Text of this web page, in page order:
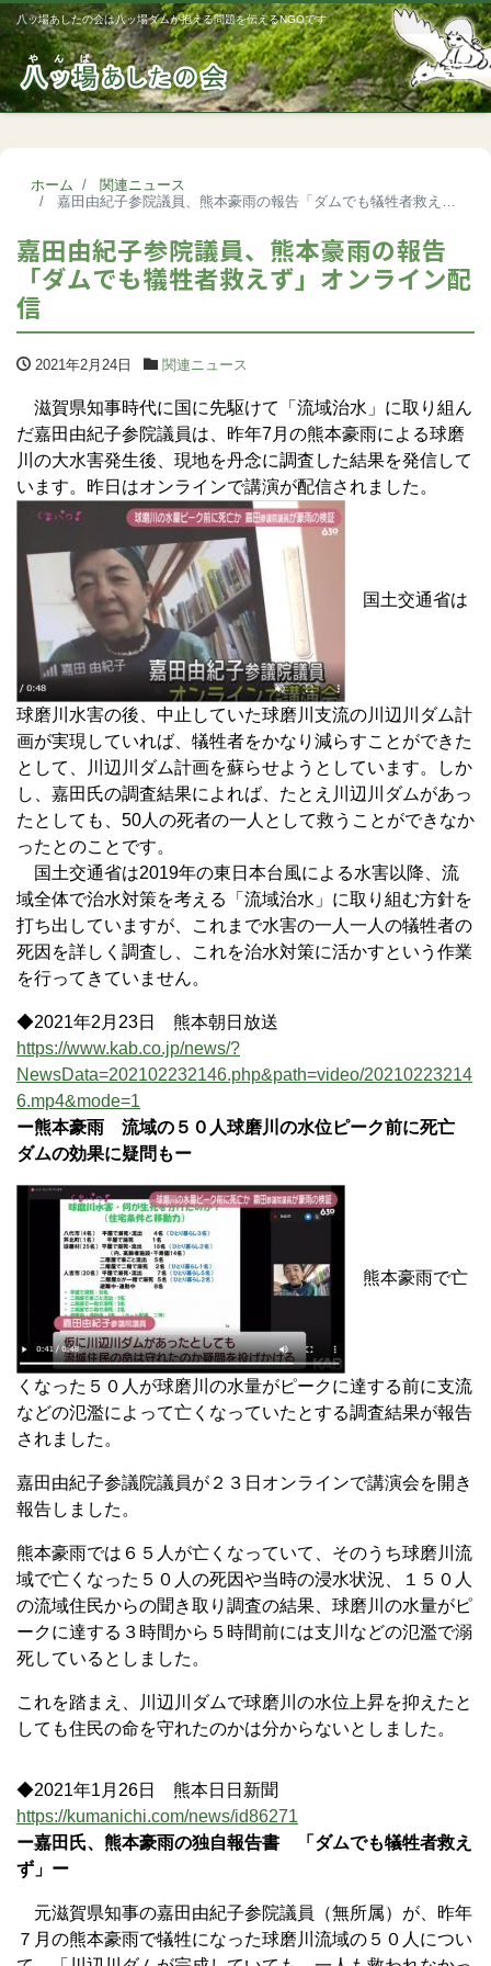
八ッ場あしたの会は八ッ場ダムが抱える問題を伝えるNGOです
ホーム
関連ニュース
嘉田由紀子参院議員、熊本豪雨の報告「ダムでも犠牲者救えず」オンライン配信
嘉田由紀子参院議員、熊本豪雨の報告
「ダムでも犠牲者救えず」オンライン配
信
2021年2月24日 関連ニュース
滋賀県知事時代に国に先駆けて「流域治水」に取り組ん
だ嘉田由紀子参院議員は、昨年7月の熊本豪雨による球磨
川の大水害発生後、現地を丹念に調査した結果を発信して
います。昨日はオンラインで講演が配信されました。
国土交通省は
球磨川水害の後、中止していた球磨川支流の川辺川ダム計
画が実現していれば、犠牲者をかなり減らすことができた
として、川辺川ダム計画を蘇らせようとしています。しか
し、嘉田氏の調査結果によれば、たとえ川辺川ダムがあっ
たとしても、50人の死者の一人として救うことができなか
ったとのことです。
国土交通省は2019年の東日本台風による水害以降、流
域全体で治水対策を考える「流域治水」に取り組む方針を
打ち出していますが、これまで水害の一人一人の犠牲者の
死因を詳しく調査し、これを治水対策に活かすという作業
を行ってきていません。
◆2021年2月23日 熊本朝日放送
https://www.kab.co.jp/news/?
NewsData=202102232146.php&path=video/20210223214
6.mp4&mode=1
ー熊本豪雨 流域の５０人球磨川の水位ピーク前に死亡
ダムの効果に疑問もー
熊本豪雨で亡
くなった５０人が球磨川の水量がピークに達する前に支流
などの氾濫によって亡くなっていたとする調査結果が報告
されました。
嘉田由紀子参議院議員が２３日オンラインで講演会を開き
報告しました。
熊本豪雨では６５人が亡くなっていて、そのうち球磨川流
域で亡くなった５０人の死因や当時の浸水状況、１５０人
の流域住民からの聞き取り調査の結果、球磨川の水量がピ
ークに達する３時間から５時間前には支川などの氾濫で溺
死しているとしました。
これを踏まえ、川辺川ダムで球磨川の水位上昇を抑えたと
しても住民の命を守れたのかは分からないとしました。
◆2021年1月26日 熊本日日新聞
https://kumanichi.com/news/id86271
ー嘉田氏、熊本豪雨の独自報告書 「ダムでも犠牲者救え
ず」ー
元滋賀県知事の嘉田由紀子参院議員（無所属）が、昨年
７月の熊本豪雨で犠牲になった球磨川流域の５０人につい